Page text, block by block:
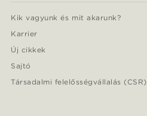
Kik vagyunk és mit akarunk?
Karrier
Új cikkek
Sajtó
Társadalmi felelősségvállalás (CSR)